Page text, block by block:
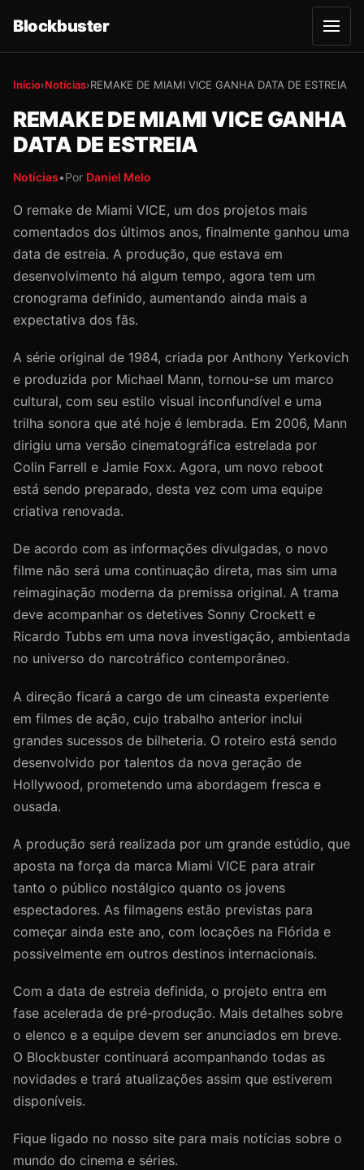
Blockbuster
A
b
r
r
m
n
u
Início›Notícias›REMAKE DE MIAMI VICE GANHA DATA DE ESTREIA
REMAKE DE MIAMI VICE GANHA
DATA DE ESTREIA
Notícias•Por Daniel Melo
O remake de Miami VICE, um dos projetos mais
comentados dos últimos anos, finalmente ganhou uma
data de estreia. A produção, que estava em
desenvolvimento há algum tempo, agora tem um
cronograma definido, aumentando ainda mais a
expectativa dos fãs.
A série original de 1984, criada por Anthony Yerkovich
e produzida por Michael Mann, tornou-se um marco
cultural, com seu estilo visual inconfundível e uma
trilha sonora que até hoje é lembrada. Em 2006, Mann
dirigiu uma versão cinematográfica estrelada por
Colin Farrell e Jamie Foxx. Agora, um novo reboot
está sendo preparado, desta vez com uma equipe
criativa renovada.
De acordo com as informações divulgadas, o novo
filme não será uma continuação direta, mas sim uma
reimaginação moderna da premissa original. A trama
deve acompanhar os detetives Sonny Crockett e
Ricardo Tubbs em uma nova investigação, ambientada
no universo do narcotráfico contemporâneo.
A direção ficará a cargo de um cineasta experiente
em filmes de ação, cujo trabalho anterior inclui
grandes sucessos de bilheteria. O roteiro está sendo
desenvolvido por talentos da nova geração de
Hollywood, prometendo uma abordagem fresca e
ousada.
A produção será realizada por um grande estúdio, que
aposta na força da marca Miami VICE para atrair
tanto o público nostálgico quanto os jovens
espectadores. As filmagens estão previstas para
começar ainda este ano, com locações na Flórida e
possivelmente em outros destinos internacionais.
Com a data de estreia definida, o projeto entra em
fase acelerada de pré-produção. Mais detalhes sobre
o elenco e a equipe devem ser anunciados em breve.
O Blockbuster continuará acompanhando todas as
novidades e trará atualizações assim que estiverem
disponíveis.
Fique ligado no nosso site para mais notícias sobre o
mundo do cinema e séries.